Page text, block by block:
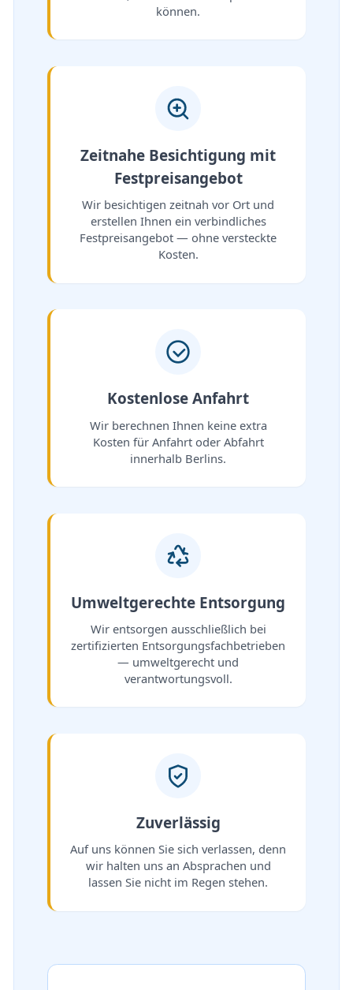
können.
Zeitnahe Besichtigung mit
Festpreisangebot
Wir besichtigen zeitnah vor Ort und
erstellen Ihnen ein verbindliches
Festpreisangebot — ohne versteckte
Kosten.
Kostenlose Anfahrt
Wir berechnen Ihnen keine extra
Kosten für Anfahrt oder Abfahrt
innerhalb Berlins.
Umweltgerechte Entsorgung
Wir entsorgen ausschließlich bei
zertifizierten Entsorgungsfachbetrieben
— umweltgerecht und
verantwortungsvoll.
Zuverlässig
Auf uns können Sie sich verlassen, denn
wir halten uns an Absprachen und
lassen Sie nicht im Regen stehen.